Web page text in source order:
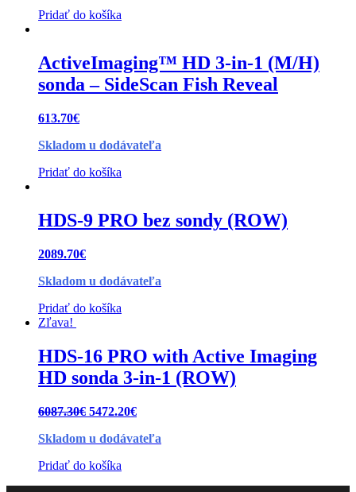
Pridať do košíka
ActiveImaging™ HD 3-in-1 (M/H)
sonda – SideScan Fish Reveal
613.70€
Skladom u dodávateľa
Pridať do košíka
HDS-9 PRO bez sondy (ROW)
2089.70€
Skladom u dodávateľa
Pridať do košíka
Zľava!
HDS-16 PRO with Active Imaging
HD sonda 3-in-1 (ROW)
6087.30€ 5472.20€
Skladom u dodávateľa
Pridať do košíka